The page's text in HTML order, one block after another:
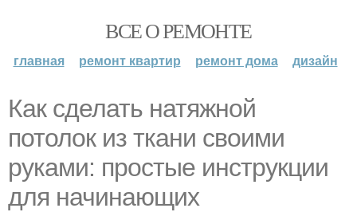
ВСЕ О РЕМОНТЕ
главная ремонт квартир ремонт дома дизайн
Как сделать натяжной
потолок из ткани своими
руками: простые инструкции
для начинающих